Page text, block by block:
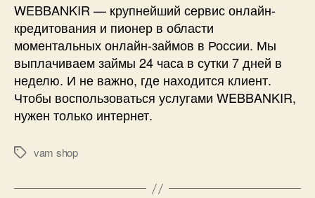
WEBBANKIR — крупнейший сервис онлайн-
кредитования и пионер в области
моментальных онлайн-займов в России. Мы
выплачиваем займы 24 часа в сутки 7 дней в
неделю. И не важно, где находится клиент.
Чтобы воспользоваться услугами WEBBANKIR,
нужен только интернет.
Меткиvam shop